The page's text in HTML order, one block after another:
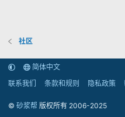
社区
简体中文
联系我们
条款和规则 隐私政策
© 砂浆帮 版权所有 2006-2025